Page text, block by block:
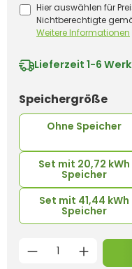
Hier auswählen für
Nichtberechtigte
Weitere Informationen
Lieferzeit 1-6
Speichergröße
Ohne Speicher
Set mit 20,72 kWh
Speicher
Set mit 41,44 kWh
Speicher
Produkt